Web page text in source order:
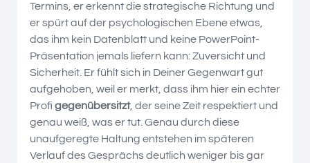
Termins, er erkennt die strategische Richtung und
er spürt auf der psychologischen Ebene etwas,
das ihm kein Datenblatt und keine PowerPoint-
Präsentation jemals liefern kann: Zuversicht und
Sicherheit. Er fühlt sich in Deiner Gegenwart gut
aufgehoben, weil er merkt, dass ihm hier ein echter
Profi gegenübersitzt, der seine Zeit respektiert und
genau weiß, was er tut. Genau durch diese
unaufgeregte Haltung entstehen im späteren
Verlauf des Gesprächs deutlich weniger bis gar